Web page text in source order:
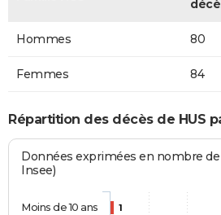
Hommes 80
Femmes 84
Répartition des décès de HUS
Données exprimées en nombre de
Insee)
1
Moins de 10 ans